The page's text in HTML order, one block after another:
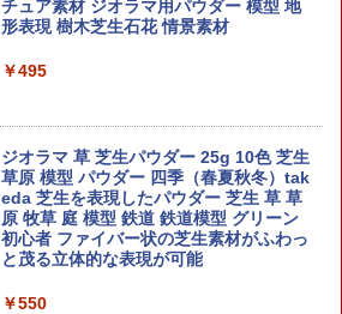
チュア素材 ジオラマ用パウダー 模型 地
形表現 樹木芝生石花 情景素材
￥495
ジオラマ 草 芝生パウダー 25g 10色 芝生
草原 模型 パウダー 四季（春夏秋冬）tak
eda 芝生を表現したパウダー 芝生 草 草
原 牧草 庭 模型 鉄道 鉄道模型 グリーン
初心者 ファイバー状の芝生素材がふわっ
と茂る立体的な表現が可能
￥550